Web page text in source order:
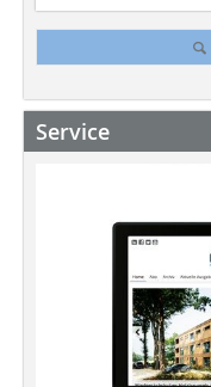
Service